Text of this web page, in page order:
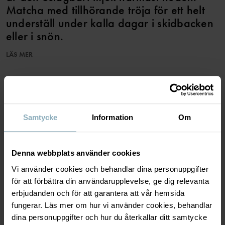
Samtycke Information Om
Denna webbplats använder cookies
Vi använder cookies och behandlar dina personuppgifter
för att förbättra din användarupplevelse, ge dig relevanta
erbjudanden och för att garantera att vår hemsida
fungerar. Läs mer om hur vi använder cookies, behandlar
dina personuppgifter och hur du återkallar ditt samtycke
Matcha med tillhörande tröja för ett helt
underställ under kalla dagar i skidbacken
eller i snön.
Ullen i det här plagget är certifierad enligt RWS, Responsible
Wool Standard. Läs mer på https://www.polarnopyret.se/pop-
cares/hallbara-plagg/vara-hallbarhetsmarkningar»
Produktsäkerhet:
KEEP AWAY FROM FIRE
Artikelnummer:60602551
Tillverkningsland:Kina
Fabrik:Qingdao Sino Textile Technique Co Ltd
Läs mer
LÄS MER
MATERIAL & SKÖTSELRÅD
Material
100% Wool Merino
HÅLLBARHET
LEVERANS & RETUR